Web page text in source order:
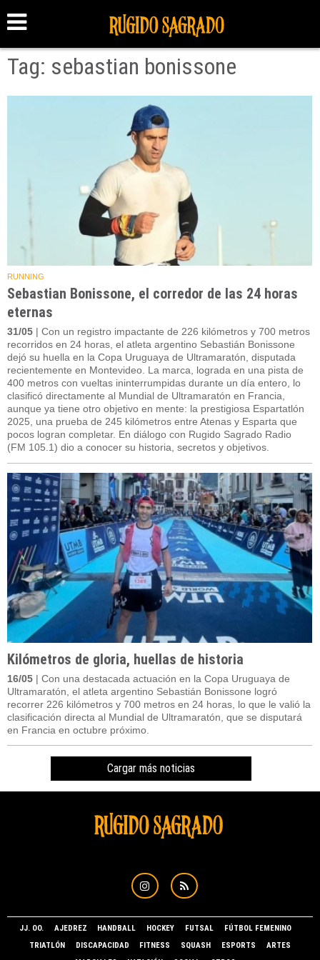
Tag: sebastian bonissone
RUNNING
Sebastian Bonissone, el corredor de las 24 horas
eternas
31/05 | Con un registro impactante de 226 kilómetros y 700 metros
recorridos en 24 horas, el atleta argentino Sebastián Bonissone
dejó su huella en la Copa Uruguaya de Ultramaratón, disputada
recientemente en Montevideo. La marca, lograda en una pista de
400 metros con vueltas ininterrumpidas durante un día entero, lo
clasificó directamente al Mundial de Ultramaratón en Francia,
aunque ya tiene otro objetivo en mente: la prestigiosa Espartatlón
2025, una prueba de 245 kilómetros entre Atenas y Esparta que
pocos logran completar. En diálogo con Rugido Sagrado Radio
(FM 105.1) dio a conocer su historia, secretos y objetivos.
Kilómetros de gloria, huellas de historia
16/05 | Con una destacada actuación en la Copa Uruguaya de
Ultramaratón, el atleta argentino Sebastián Bonissone logró
recorrer 226 kilómetros y 700 metros en 24 horas, lo que le valió la
clasificación directa al Mundial de Ultramaratón, que se disputará
en Francia en octubre próximo.
Cargar más noticias
JJ. OO. AJEDREZ HANDBALL HOCKEY FUTSAL
FÚTBOL FEMENINO
TRIATLÓN
DISCAPACIDAD FITNESS SQUASH ESPORTS
ARTES